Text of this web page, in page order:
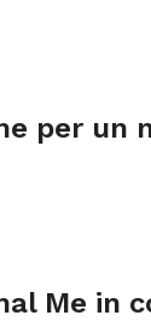
per un
Me in